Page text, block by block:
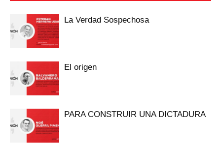
La Verdad Sospechosa
El origen
PARA CONSTRUIR UNA DICTADURA